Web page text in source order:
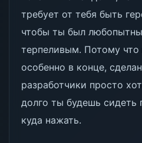
требует от тебя быть
чтобы ты был
терпеливым. Потому что
особенно в конце,
разработчики просто
долго ты будешь сидеть
куда нажать.